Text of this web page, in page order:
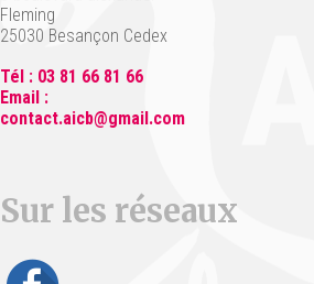
Fleming
25030 Besançon Cedex
Tél : 03 81 66 81 66
Email :
contact.aicb@gmail.com
Sur les réseaux